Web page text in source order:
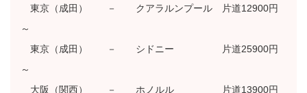
東京（成田） － クアラルンプール 片道12900円
～
東京（成田） － シドニー 片道25900円
～
大阪（関西） － ホノルル 片道13900円